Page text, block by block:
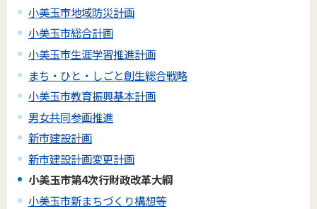
小美玉市地域防災計画
小美玉市総合計画
小美玉市生涯学習推進計画
まち・ひと・しごと創生総合戦略
小美玉市教育振興基本計画
男女共同参画推進
新市建設計画
新市建設計画変更計画
小美玉市第4次行財政改革大綱
小美玉市新まちづくり構想等